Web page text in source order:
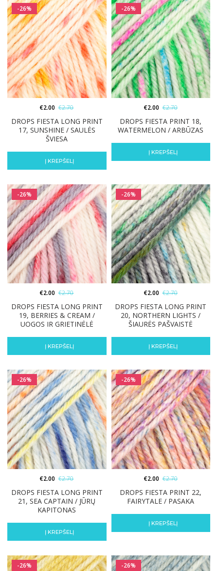
-26%
DROPS FIESTA LONG PRINT
17, SUNSHINE / SAULĖS
ŠVIESA
€2.00 €2.70
Į KREPŠELĮ
-26%
DROPS FIESTA PRINT 18,
WATERMELON / ARBŪZAS
€2.00 €2.70
Į KREPŠELĮ
-26%
DROPS FIESTA LONG PRINT
19, BERRIES & CREAM /
UOGOS IR GRIETINĖLĖ
€2.00 €2.70
Į KREPŠELĮ
-26%
DROPS FIESTA LONG PRINT
20, NORTHERN LIGHTS /
ŠIAURĖS PAŠVAISTĖ
€2.00 €2.70
Į KREPŠELĮ
-26%
DROPS FIESTA LONG PRINT
21, SEA CAPTAIN / JŪRŲ
KAPITONAS
€2.00 €2.70
Į KREPŠELĮ
-26%
DROPS FIESTA PRINT 22,
FAIRYTALE / PASAKA
€2.00 €2.70
Į KREPŠELĮ
-26% -26%